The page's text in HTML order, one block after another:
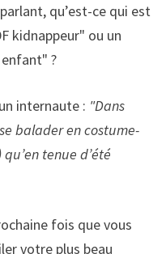
qu’est-ce qui est
kidnappeur" ou un
?
internaute : "Dans
balader en costume-
tenue d’été
fois que vous
votre plus beau